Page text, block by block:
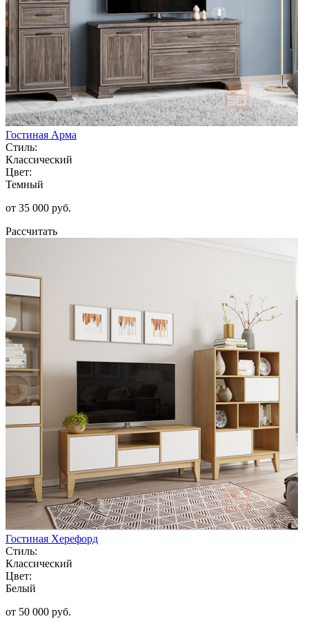
Гостиная Арма
Стиль:
Классический
Цвет:
Темный
от 35 000 руб.
Рассчитать
Гостиная Херефорд
Стиль:
Классический
Цвет:
Белый
от 50 000 руб.